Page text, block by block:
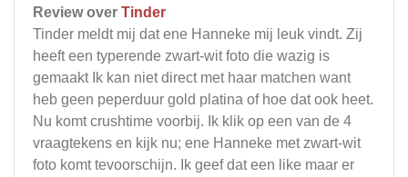
Review over Tinder
Tinder meldt mij dat ene Hanneke mij leuk vindt. Zij
heeft een typerende zwart-wit foto die wazig is
gemaakt Ik kan niet direct met haar matchen want
heb geen peperduur gold platina of hoe dat ook heet.
Nu komt crushtime voorbij. Ik klik op een van de 4
vraagtekens en kijk nu; ene Hanneke met zwart-wit
foto komt tevoorschijn. Ik geef dat een like maar er